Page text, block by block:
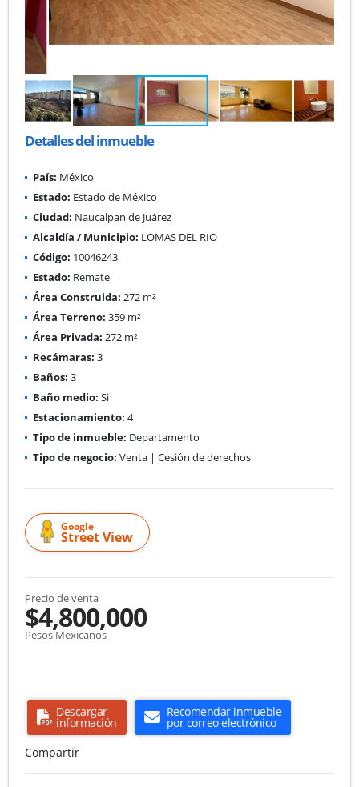
Detalles del inmueble
País: México
Estado: Estado de México
Ciudad: Naucalpan de Juárez
Alcaldía / Municipio: LOMAS DEL RIO
Código: 10046243
Estado: Remate
Área Construida: 272 m²
Área Terreno: 359 m²
Área Privada: 272 m²
Recámaras: 3
Baños: 3
Baño medio: Si
Estacionamiento: 4
Tipo de inmueble: Departamento
Tipo de negocio: Venta | Cesión de derechos
Google
Street View
Precio de venta
$4,800,000
Pesos Mexicanos
Descargar
información
Recomendar inmueble
por correo electrónico
Compartir